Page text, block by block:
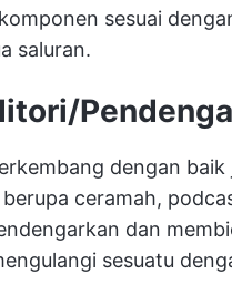
sesuai
saluran.
dengan
ceramah,
dan
sesuatu